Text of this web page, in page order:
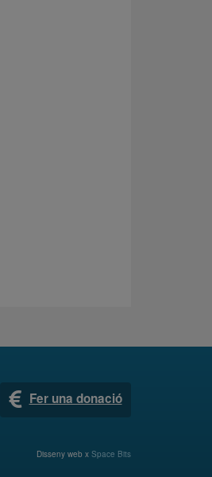
Fer una donació
Disseny web x Space Bits